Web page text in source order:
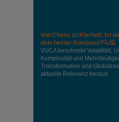
Von Chaos zu Klarheit: Ist
dein bester Kompass?🔍🤔
VUCA beschreibt Volatilität,
Komplexität und
Transformation und
aktuelle Relevanz heraus.